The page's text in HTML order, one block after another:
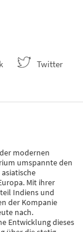
Twitter
modernen
umspannte den
Mit ihrer
Indiens und
der Kompanie
nach.
Entwicklung dieses